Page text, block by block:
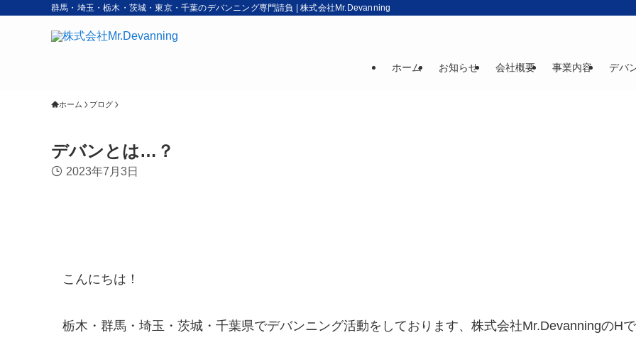
群馬・埼玉・栃木・茨城・東京・千葉のデバンニング専門請負 | 株式会社Mr.Devanning
ホーム お知らせ 会社概要 事業内容 デバ
ホーム ブログ
デバンとは…？
2023年7月3日
こんにちは！
栃木・群馬・埼玉・茨城・千葉県でデバンニング活動をしております、株式会社Mr.DevanningのH